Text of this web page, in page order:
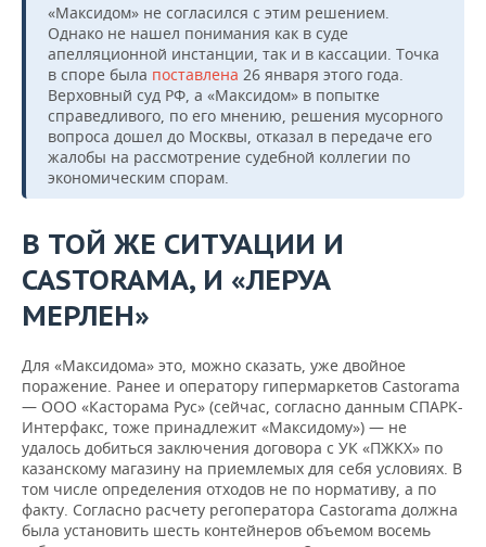
«Максидом» не согласился с этим решением.
Однако не нашел понимания как в суде
апелляционной инстанции, так и в кассации. Точка
в споре была поставлена 26 января этого года.
Верховный суд РФ, а «Максидом» в попытке
справедливого, по его мнению, решения мусорного
вопроса дошел до Москвы, отказал в передаче его
жалобы на рассмотрение судебной коллегии по
экономическим спорам.
В ТОЙ ЖЕ СИТУАЦИИ И
CASTORAMA, И «ЛЕРУА
МЕРЛЕН»
Для «Максидома» это, можно сказать, уже двойное
поражение. Ранее и оператору гипермаркетов Castorama
— ООО «Касторама Рус» (сейчас, согласно данным СПАРК-
Интерфакс, тоже принадлежит «Максидому») — не
удалось добиться заключения договора с УК «ПЖКХ» по
казанскому магазину на приемлемых для себя условиях. В
том числе определения отходов не по нормативу, а по
факту. Согласно расчету регоператора Castorama должна
была установить шесть контейнеров объемом восемь